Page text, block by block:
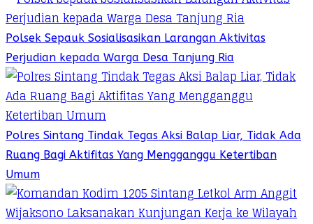
Polsek Sepauk Sosialisasikan Larangan Aktivitas
Perjudian kepada Warga Desa Tanjung Ria
Polres Sintang Tindak Tegas Aksi Balap Liar, Tidak Ada
Ruang Bagi Aktifitas Yang Mengganggu Ketertiban
Umum